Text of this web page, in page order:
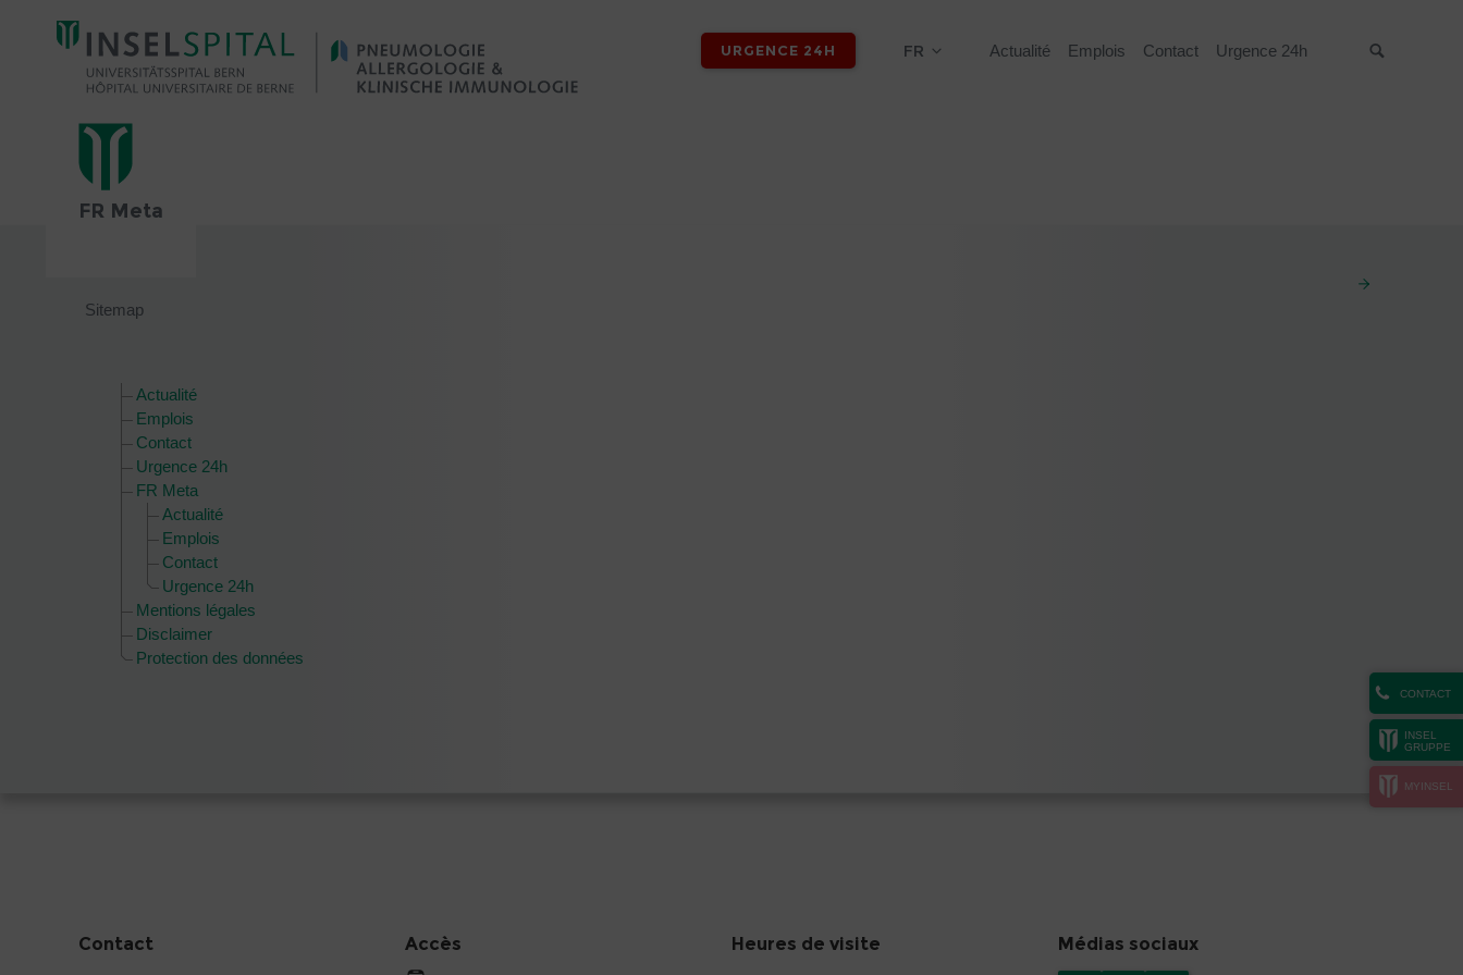
URGENCE 24H FR Actualité Emplois Contact Urgence 24h
FR Meta
CONTACT
INSEL
GRUPPE
MYINSEL
Sitemap
Actualité
Emplois
Contact
Urgence 24h
FR Meta
Actualité
Emplois
Contact
Urgence 24h
Mentions légales
Disclaimer
Protection des données
Contact Accès Heures de visite Médias sociaux